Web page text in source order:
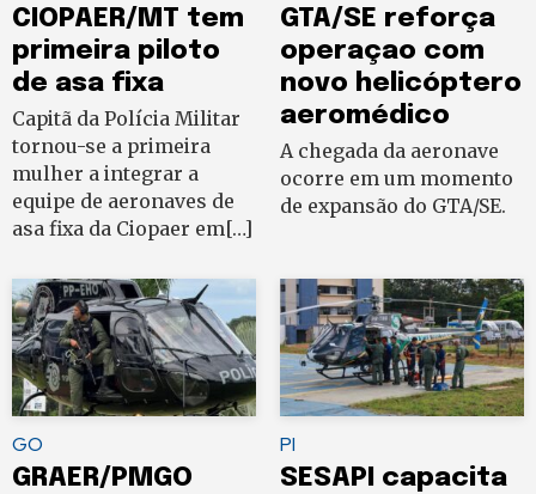
CIOPAER/MT tem
primeira piloto
de asa fixa
Capitã da Polícia Militar
tornou-se a primeira
mulher a integrar a
equipe de aeronaves de
asa fixa da Ciopaer em[…]
GTA/SE reforça
operaçao com
novo helicóptero
aeromédico
A chegada da aeronave
ocorre em um momento
de expansão do GTA/SE.
GO
GRAER/PMGO
PI
SESAPI capacita